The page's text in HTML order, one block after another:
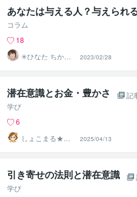
あなたは与える人？与えられ
コラム
18
✳︎ひなた ちか✳︎
あなたに笑顔を
2023/02/28
潜在意識とお金・豊かさ
記
学び
6
しょこまる★夢
を叶える専門家
2025/04/13
引き寄せの法則と潜在意識
学び